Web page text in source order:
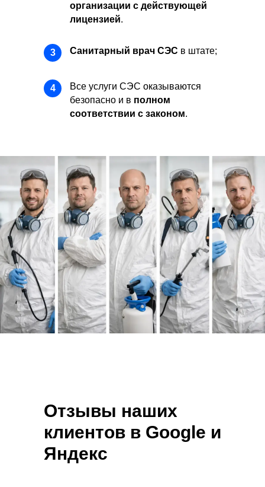
организации с действующей
лицензией.
3 Санитарный врач СЭС в штате;
4
Все услуги СЭС оказываются
безопасно и в полном
соответствии с законом.
Отзывы наших
клиентов в Google и
Яндекс